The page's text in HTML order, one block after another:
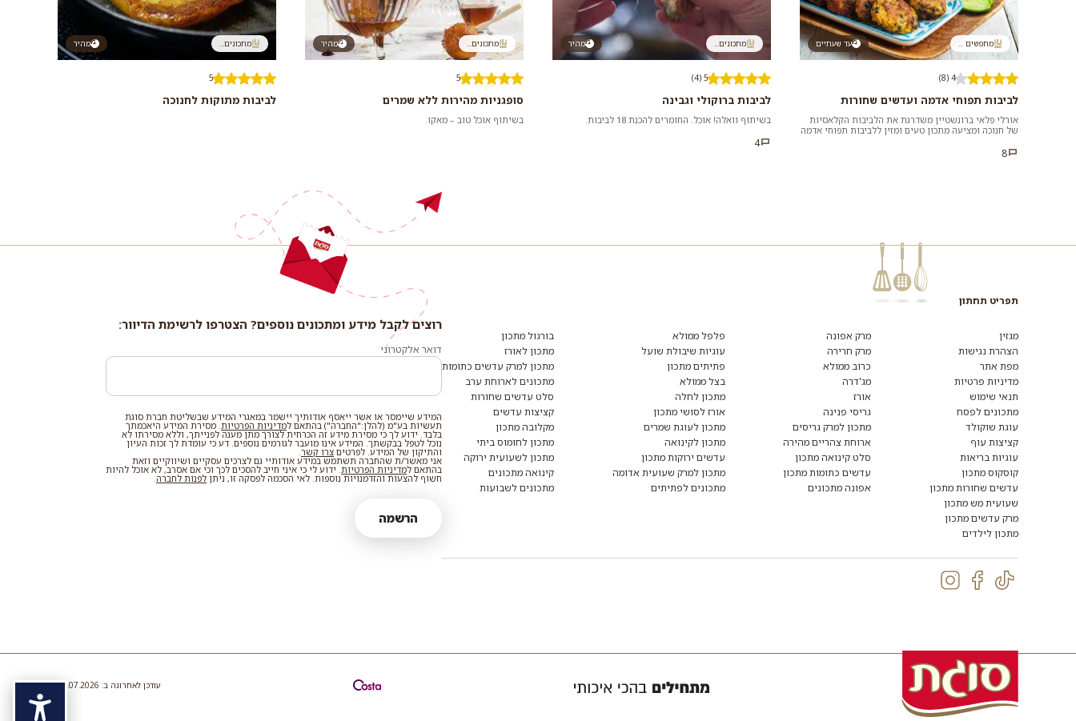
עד שעתיים מחפשים ...
4 (8)
לביבות תפוחי אדמה ועדשים שחורות
אורלי פלאי ברונשטיין משדרגת את הלביבות הקלאסיות
של חנוכה ומציעה מתכון טעים ומזין ללביבות תפוחי אדמה
8
מהיר מתכונים...
5 (4)
לביבות ברוקולי וגבינה
בשיתוף וואלה! אוכל. החומרים להכנת 18 לביבות.
4
מהיר מתכונים...
5
סופגניות מהירות ללא שמרים
בשיתוף אוכל טוב – מאקו.
מהיר מתכונים...
5
לביבות מתוקות לחנוכה
תפריט תחתון
מגזין
הצהרת נגישות
מפת אתר
מדיניות פרטיות
תנאי שימוש
מתכונים לפסח
עוגת שוקולד
קציצות עוף
עוגיות בריאות
קוסקוס מתכון
עדשים שחורות מתכון
שעועית מש מתכון
מרק עדשים מתכון
מתכון לילדים
מרק אפונה
מרק חרירה
כרוב ממולא
מג'דרה
אורז
גריסי פנינה
מתכון למרק גריסים
ארוחת צהריים מהירה
סלט קינואה מתכון
עדשים כתומות מתכון
אפונה מתכונים
פלפל ממולא
עוגיות שיבולת שועל
פתיתים מתכון
בצל ממולא
מתכון לחלה
אורז לסושי מתכון
מתכון לעוגת שמרים
מתכון לקינואה
עדשים ירוקות מתכון
מתכון למרק שעועית אדומה
מתכונים לפתיתים
בורגול מתכון
מתכון לאורז
מתכון למרק עדשים כתומות
מתכונים לארוחת ערב
סלט עדשים שחורות
קציצות עדשים
מקלובה מתכון
מתכון לחומוס ביתי
מתכון לשעועית ירוקה
קינואה מתכונים
מתכונים לשבועות
רוצים
מידע
ומתכונים
נוספים?
לרשימת
רוצים לקבל מידע ומתכונים נוספים? הצטרפו לרשימת הדיוור:
דואר אלקטרוני
המידע שיימסר או אשר ייאסף אודותיך יישמר במאגרי המידע שבשליטת חברת סוגת
תעשיות בע"מ (להלן:"החברה") בהתאם למדיניות הפרטיות . מסירת המידע היאכמתך
בלבד. ידוע לך כי מסירת מידע זה הכרחית לצורך מתן מענה לפנייתך, וללא מסירתו לא
נוכל לטפל בבקשתך. המידע אינו מועבר לגורמים נוספים. דע כי עומדת לך זכות העיון
והתיקון של המידע. לפרטים צרו קשר
אני מאשר/ת שהחברה תשתמש במידע אודותיי גם לצרכים עסקיים ושיווקיים וזאת
בהתאם למדיניות הפרטיות . ידוע לי כי איני חייב להסכים לכך וכי אם אסרב, לא אוכל להיות
חשוף להצעות והזדמנויות נוספות. לאי הסכמה לפסקה זו, ניתן לפנות לחברה
הרשמה
עודכן לאחרונה ב: 19.07.2026